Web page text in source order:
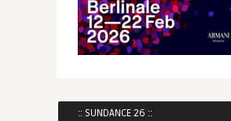
:: SUNDANCE 26 ::